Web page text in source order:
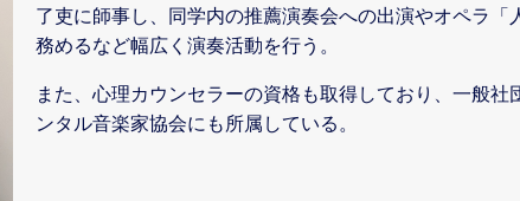
了吏に師事し、同学内の推薦演奏会への出演やオペラ「
務めるなど幅広く演奏活動を行う。
また、心理カウンセラーの資格も取得しており、一般社
ンタル音楽家協会にも所属している。